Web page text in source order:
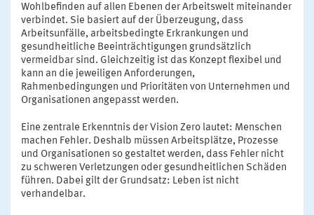
Wohlbefinden auf allen Ebenen der Arbeitswelt miteinander
verbindet. Sie basiert auf der Überzeugung, dass
Arbeitsunfälle, arbeitsbedingte Erkrankungen und
gesundheitliche Beeinträchtigungen grundsätzlich
vermeidbar sind. Gleichzeitig ist das Konzept flexibel und
kann an die jeweiligen Anforderungen,
Rahmenbedingungen und Prioritäten von Unternehmen und
Organisationen angepasst werden.
Eine zentrale Erkenntnis der Vision Zero lautet: Menschen
machen Fehler. Deshalb müssen Arbeitsplätze, Prozesse
und Organisationen so gestaltet werden, dass Fehler nicht
zu schweren Verletzungen oder gesundheitlichen Schäden
führen. Dabei gilt der Grundsatz: Leben ist nicht
verhandelbar.